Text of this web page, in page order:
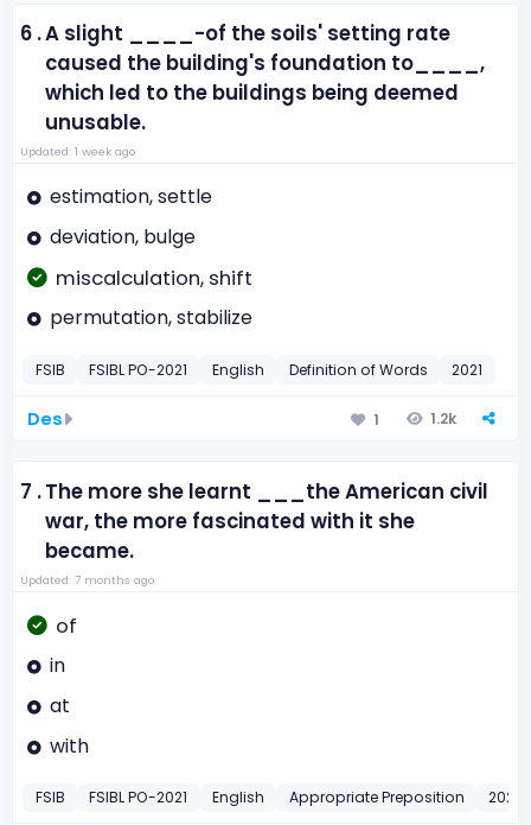
6 .A slight ____-of the soils' setting rate
caused the building's foundation to____,
which led to the buildings being deemed
unusable.
Updated: 1 week ago
estimation, settle
deviation, bulge
miscalculation, shift
permutation, stabilize
FSIB FSIBL PO-2021 English Definition of Words 2021
Des 1 1.2k
7 .The more she learnt ___the American civil
war, the more fascinated with it she
became.
Updated: 7 months ago
of
in
at
with
FSIB FSIBL PO-2021 English Appropriate Preposition 2021